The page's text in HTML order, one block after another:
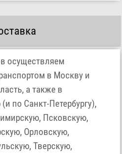
осуществляем
в Москву и
а также в
по Санкт-Петербургу),
Псковскую,
Орловскую,
Тверскую,